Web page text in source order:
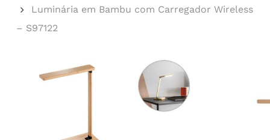
Luminária em Bambu com Carregador Wireless
– S97122